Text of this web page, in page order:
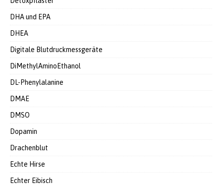
DHA und EPA
DHEA
Digitale Blutdruckmessgeräte
DiMethylAminoEthanol
DL-Phenylalanine
DMAE
DMSO
Dopamin
Drachenblut
Echte Hirse
Echter Eibisch